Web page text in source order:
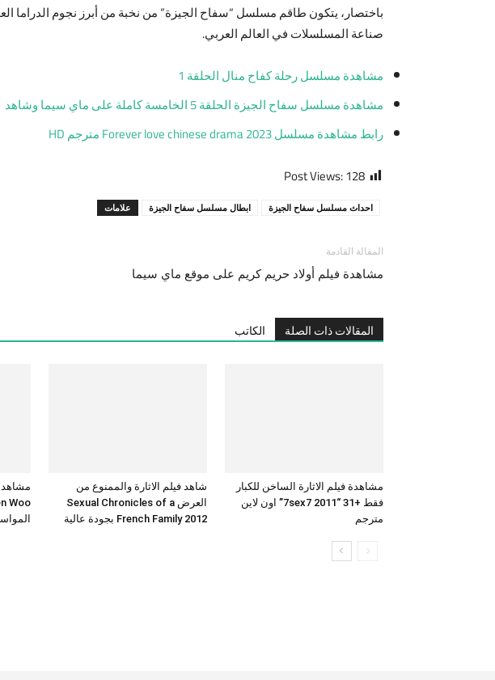
باختصار، يتكون طاقم مسلسل “سفاح الجيزة” من نخبة من أبرز نجوم الدراما
صناعة المسلسلات في العالم العربي.
مشاهدة مسلسل رحلة كفاح منال الحلقة 1
مشاهدة مسلسل سفاح الجيزة الحلقة 5 الخامسة كاملة على ماي سيما وشاهد
رابط مشاهدة مسلسل Forever love chinese drama 2023 مترجم HD
Post Views:128
علامات ابطال مسلسل سفاح الجيزة احداث مسلسل سفاح الجيزة
المقالة القادمة
مشاهدة فيلم أولاد حريم كريم على موقع ماي سيما
المقالات ذات الصلة الكاتب
شاهد فيلم الاثارة والممنوع من
العرض Sexual Chronicles of a
French Family 2012 بجودة عالية
مشاهدة فيلم الاثارة الساخن للكبار
فقط +31 “7sex7 2011” اون لاين
مترجم